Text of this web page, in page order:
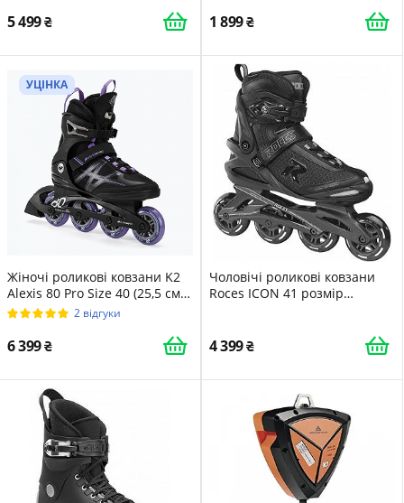
5 499 1 899
УЦІНКА
Жіночі роликові ковзани K2
Alexis 80 Pro Size 40 (25,5 см)
Lavendar
2 відгуки
6 399
Чоловічі роликові ковзани
Roces ICON 41 розмір
4 399